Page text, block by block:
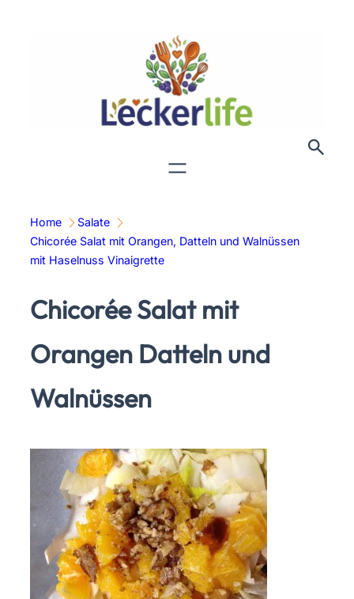
Home
Salate
Chicorée Salat mit Orangen, Datteln und Walnüssen
mit Haselnuss Vinaigrette
Chicorée Salat mit
Orangen Datteln und
Walnüssen